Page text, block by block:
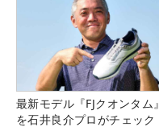
最新モデル『FJクオンタム』
を石井良介プロがチェック